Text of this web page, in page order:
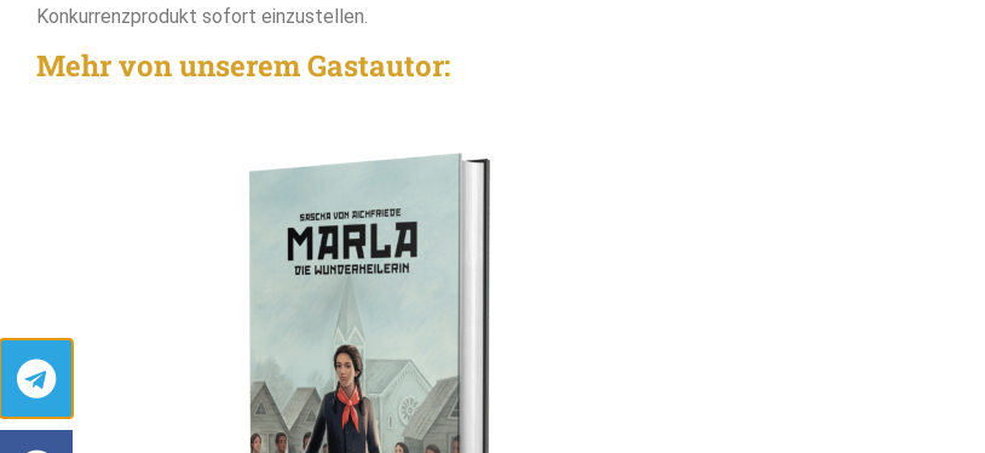
Konkurrenzprodukt sofort einzustellen.
Mehr von unserem Gastautor: